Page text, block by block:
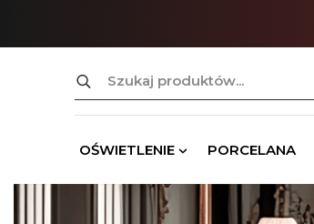
Szukaj:
OŚWIETLENIE PORCELANA